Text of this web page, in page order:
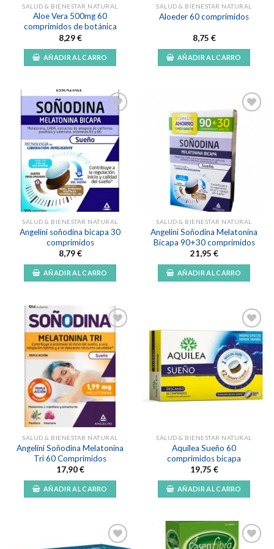
SALUD & BIENESTAR NATURAL
Aloe Vera 500mg 60
comprimidos de botánica
8,29€
AÑADIR AL CARRO
SALUD & BIENESTAR NATURAL
Aloeder 60 comprimidos
8,75 €
AÑADIR AL CARRO
Añadir
a la
lista de
deseos
SALUD & BIENESTAR NATURAL
Angelini soñodina bicapa 30
comprimidos
8,79€
AÑADIR AL CARRO
Añadir
lista de
deseos
SALUD & BIENESTAR NATURAL
Angelini Soñodina Melatonina
Bicapa 90+30 comprimidos
21,95 €
AÑADIR AL CARRO
Añadir
a la
lista de
deseos
SALUD & BIENESTAR NATURAL
Angelini Soñodina Melatonina
Tri 60 Comprimidos
17,90€
AÑADIR AL CARRO
Añadir
a la
lista de
deseos
SALUD & BIENESTAR NATURAL
Aquilea Sueño 60
comprimidos bicapa
19,75 €
AÑADIR AL CARRO